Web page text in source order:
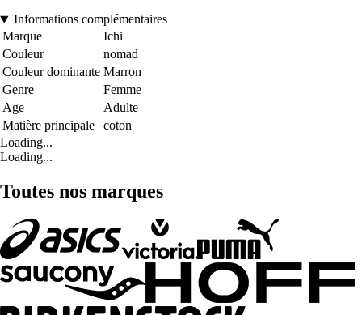
Informations complémentaires
Marque
Ichi
Couleur
nomad
Couleur dominante Marron
Genre
Femme
Age
Adulte
Matière principale
coton
Loading...
Loading...
Toutes nos marques